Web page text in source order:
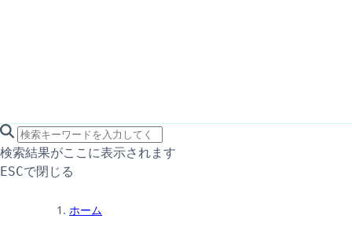
search icon
サイト内検索
検索結果がここに表示されます
ESCで閉じる
ホーム